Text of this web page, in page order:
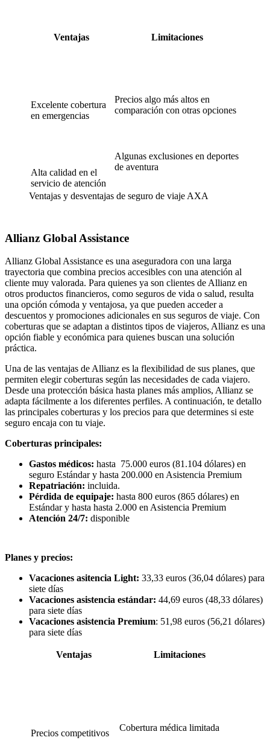
Ventajas Limitaciones
Excelente cobertura
en emergencias
Precios algo más altos en
comparación con otras opciones
Alta calidad en el
servicio de atención
Algunas exclusiones en deportes
de aventura
Ventajas y desventajas de seguro de viaje AXA
Allianz Global Assistance
Allianz Global Assistance es una aseguradora con una larga
trayectoria que combina precios accesibles con una atención al
cliente muy valorada. Para quienes ya son clientes de Allianz en
otros productos financieros, como seguros de vida o salud, resulta
una opción cómoda y ventajosa, ya que pueden acceder a
descuentos y promociones adicionales en sus seguros de viaje. Con
coberturas que se adaptan a distintos tipos de viajeros, Allianz es una
opción fiable y económica para quienes buscan una solución
práctica.
Una de las ventajas de Allianz es la flexibilidad de sus planes, que
permiten elegir coberturas según las necesidades de cada viajero.
Desde una protección básica hasta planes más amplios, Allianz se
adapta fácilmente a los diferentes perfiles. A continuación, te detallo
las principales coberturas y los precios para que determines si este
seguro encaja con tu viaje.
Coberturas principales:
Gastos médicos: hasta 75.000 euros (81.104 dólares) en
seguro Estándar y hasta 200.000 en Asistencia Premium
Repatriación: incluida.
Pérdida de equipaje: hasta 800 euros (865 dólares) en
Estándar y hasta hasta 2.000 en Asistencia Premium
Atención 24/7: disponible
Planes y precios:
Vacaciones asitencia Light: 33,33 euros (36,04 dólares) para
siete días
Vacaciones asistencia estándar: 44,69 euros (48,33 dólares)
para siete días
Vacaciones asistencia Premium: 51,98 euros (56,21 dólares)
para siete días
Ventajas Limitaciones
Precios competitivos
Cobertura médica limitada